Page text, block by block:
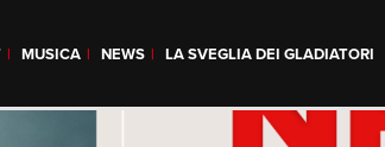
MUSICA NEWS LA SVEGLIA DEI GLADIATORI